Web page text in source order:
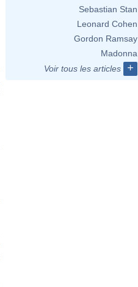
Sebastian Stan
Leonard Cohen
Gordon Ramsay
Madonna
Voir tous les articles
+